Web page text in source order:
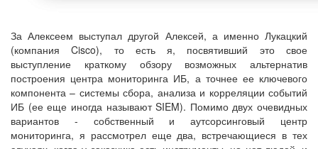
За Алексеем выступал другой Алексей, а именно Лукацкий
(компания Cisco), то есть я, посвятивший это свое
выступление краткому обзору возможных альтернатив
построения центра мониторинга ИБ, а точнее ее ключевого
компонента – системы сбора, анализа и корреляции событий
ИБ (ее еще иногда называют SIEM). Помимо двух очевидных
вариантов - собственный и аутсорсинговый центр
мониторинга, я рассмотрел еще два, встречающиеся в тех